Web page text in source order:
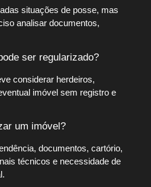
situações de posse, mas
analisar documentos,
ser regularizado?
considerar herdeiros,
imóvel sem registro e
um imóvel?
documentos, cartório,
técnicos e necessidade de